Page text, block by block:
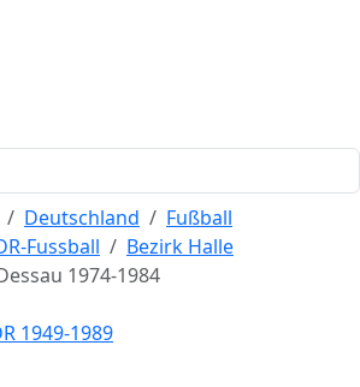
Deutschland
Fußball
Fussball
Bezirk Halle
1974-1984
1949-1989